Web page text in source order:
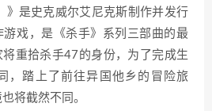
》是史克威尔艾尼克斯制作并发行
游戏，是《杀手》系列三部曲的最
重拾杀手47的身份，为了完成生
，踏上了前往异国他乡的冒险旅
将截然不同。